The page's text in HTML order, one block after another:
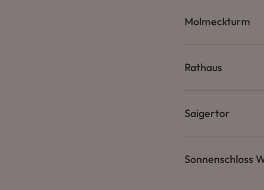
Molmeckturm
Rathaus
Saigertor
Sonnenschloss